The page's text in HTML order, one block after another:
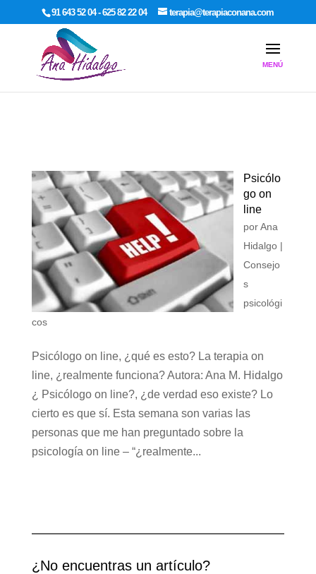
google-site-verification: google7dcda757e565a307.html
91 643 52 04 - 625 82 22 04 terapia@terapiaconana.com
Psicólo
go on
line
porAna
Hidalgo|
Consejo
s
psicológi
cos
Psicólogo on line, ¿qué es esto? La terapia on
line, ¿realmente funciona? Autora: Ana M. Hidalgo
¿ Psicólogo on line?, ¿de verdad eso existe? Lo
cierto es que sí. Esta semana son varias las
personas que me han preguntado sobre la
psicología on line – “¿realmente...
¿No encuentras un artículo?